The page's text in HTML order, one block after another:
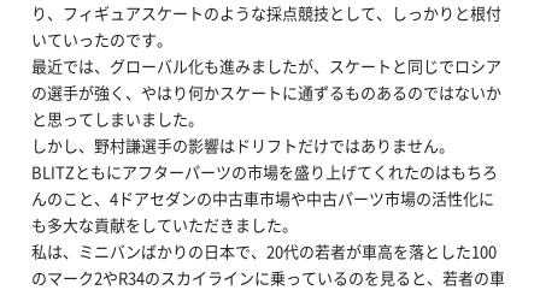
り、フィギュアスケートのような採点競技として、しっかりと根付
いていったのです。
最近では、グローバル化も進みましたが、スケートと同じでロシア
の選手が強く、やはり何かスケートに通ずるものあるのではないか
と思ってしまいました。
しかし、野村謙選手の影響はドリフトだけではありません。
BLITZともにアフターパーツの市場を盛り上げてくれたのはもちろ
んのこと、4ドアセダンの中古車市場や中古パーツ市場の活性化に
も多大な貢献をしていただきました。
私は、ミニバンばかりの日本で、20代の若者が車高を落とした100
のマーク2やR34のスカイラインに乗っているのを見ると、若者の車